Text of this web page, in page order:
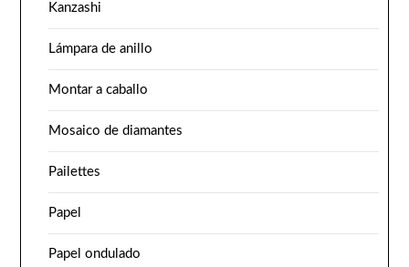
Kanzashi
Lámpara de anillo
Montar a caballo
Mosaico de diamantes
Pailettes
Papel
Papel ondulado